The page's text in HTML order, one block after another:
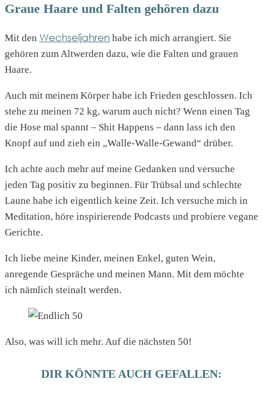
Graue Haare und Falten gehören dazu
Mit den Wechseljahren habe ich mich arrangiert. Sie
gehören zum Altwerden dazu, wie die Falten und grauen
Haare.
Auch mit meinem Körper habe ich Frieden geschlossen. Ich
stehe zu meinen 72 kg, warum auch nicht? Wenn einen Tag
die Hose mal spannt – Shit Happens – dann lass ich den
Knopf auf und zieh ein „Walle-Walle-Gewand“ drüber.
Ich achte auch mehr auf meine Gedanken und versuche
jeden Tag positiv zu beginnen. Für Trübsal und schlechte
Laune habe ich eigentlich keine Zeit. Ich versuche mich in
Meditation, höre inspirierende Podcasts und probiere vegane
Gerichte.
Ich liebe meine Kinder, meinen Enkel, guten Wein,
anregende Gespräche und meinen Mann. Mit dem möchte
ich nämlich steinalt werden.
Also, was will ich mehr. Auf die nächsten 50!
DIR KÖNNTE AUCH GEFALLEN: